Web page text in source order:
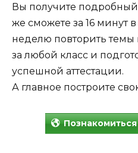
Вы получите подробный
же сможете за 16 минут
неделю повторить
за любой класс и
успешной аттестации.
А главное построите